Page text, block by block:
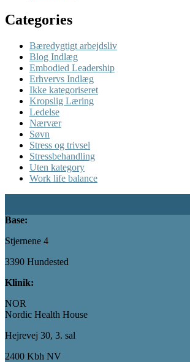
Categories
Bæredygtigt arbejdsliv
Blog Indlæg
Embodied Leadership
Erhvervs Indlæg
Ikke kategoriseret
Kropslig Læring
Ledelse
Nærvær
Søvn
Stress og trivsel
Stressbehandling
Uten kategory
Work life balance
Base:
Stjernene 4
3390 Hundested
Klinik:
NOR
Nordic Health House
Hejrevej 30, 3. sal
2400 Kbh NV